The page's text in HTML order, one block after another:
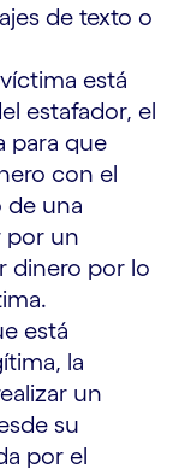
de texto o
está
estafador, el
para que
con el
de una
por un
dinero por lo
está
la
un
su
por el